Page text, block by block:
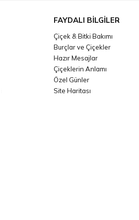
FAYDALI BILGILER
Çiçek & Bitki Bakımı
Burçlar ve Çiçekler
Hazır Mesajlar
Çiçeklerin Anlamı
Özel Günler
Site Haritası